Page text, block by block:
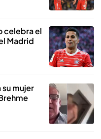
celebra el
Madrid
su mujer